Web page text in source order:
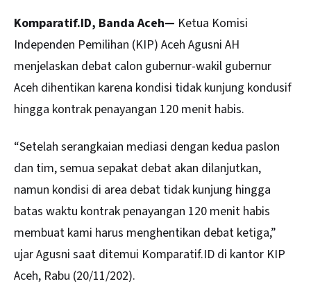
Komparatif.ID, Banda Aceh— Ketua Komisi
Independen Pemilihan (KIP) Aceh Agusni AH
menjelaskan debat calon gubernur-wakil gubernur
Aceh dihentikan karena kondisi tidak kunjung kondusif
hingga kontrak penayangan 120 menit habis.
“Setelah serangkaian mediasi dengan kedua paslon
dan tim, semua sepakat debat akan dilanjutkan,
namun kondisi di area debat tidak kunjung hingga
batas waktu kontrak penayangan 120 menit habis
membuat kami harus menghentikan debat ketiga,”
ujar Agusni saat ditemui Komparatif.ID di kantor KIP
Aceh, Rabu (20/11/202).